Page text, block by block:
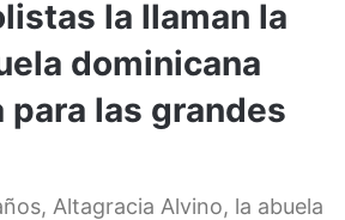
la llaman la
dominicana
para las grandes
Altagracia Alvino, la abuela